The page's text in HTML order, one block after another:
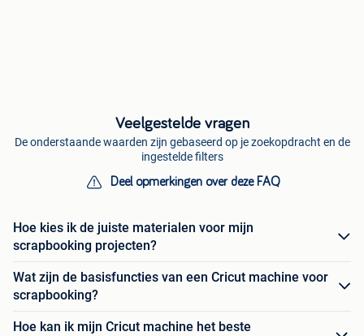
Veelgestelde vragen
De onderstaande waarden zijn gebaseerd op je zoekopdracht en de
ingestelde filters
Deel opmerkingen over deze FAQ
Hoe kies ik de juiste materialen voor mijn
scrapbooking projecten?
Wat zijn de basisfuncties van een Cricut machine voor
scrapbooking?
Hoe kan ik mijn Cricut machine het beste